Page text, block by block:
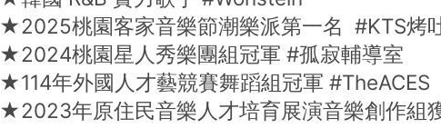
★2025桃園客家音樂節潮樂派第一名 #KTS烤
★2024桃園星人秀樂團組冠軍 #孤寂輔導室
★114年外國人才藝競賽舞蹈組冠軍 #TheACES
★2023年原住民音樂人才培育展演音樂創作組